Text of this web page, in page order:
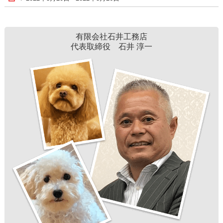
有限会社石井工務店
代表取締役 石井 淳一